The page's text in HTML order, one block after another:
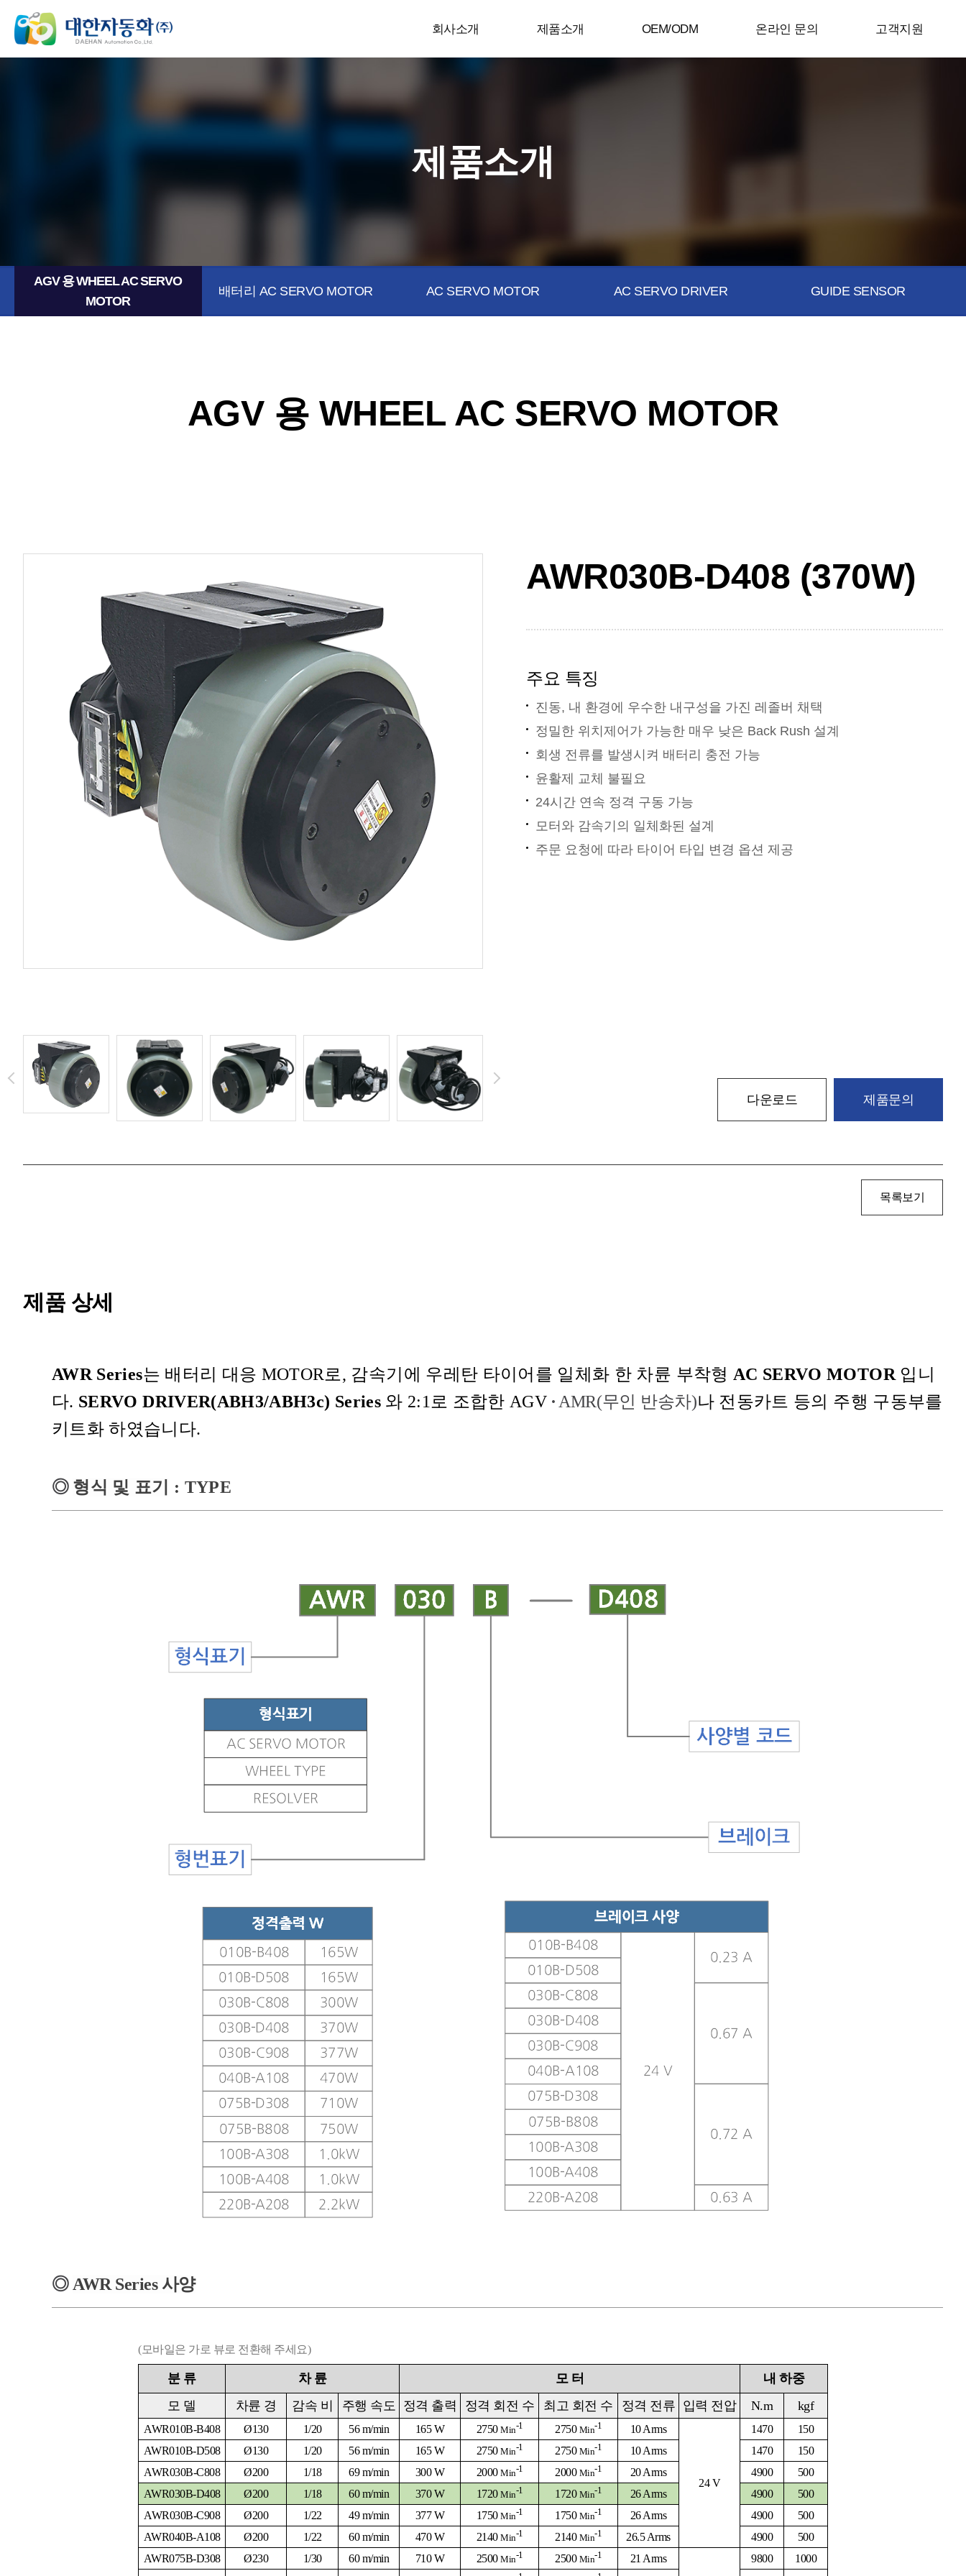
회사소개 제품소개 OEM/ODM 온라인 문의 고객지원
제품소개
AGV 용 WHEEL AC SERVO
MOTOR
배터리 AC SERVO MOTOR AC SERVO MOTOR AC SERVO DRIVER GUIDE SENSOR
AGV 용 WHEEL AC SERVO MOTOR
AWR030B-D408 (370W)
주요 특징
진동, 내 환경에 우수한 내구성을 가진 레졸버 채택
정밀한 위치제어가 가능한 매우 낮은 Back Rush 설계
회생 전류를 발생시켜 배터리 충전 가능
윤활제 교체 불필요
24시간 연속 정격 구동 가능
모터와 감속기의 일체화된 설계
주문 요청에 따라 타이어 타입 변경 옵션 제공
다운로드 제품문의
목록보기
제품 상세
AWR Series는 배터리 대응 MOTOR 로 , 감속기에 우레탄 타이어를 일체화 한 차륜 부착형 AC SERVO MOTOR 입니
다. SERVO DRIVER(ABH3/ABH3c) Series 와 2:1로 조합한 AGV · AMR(무인 반송차)나 전동카트 등의 주행 구동부를
키트화 하였습니다.
◎ 형식 및 표기 : TYPE
◎ AWR Series 사양
(모바일은 가로 뷰로 전환해 주세요)
분 류 차 륜 모 터
내 하중
모 델 차륜 경 감속 비 주행 속도 정격 출력 정격 회전 수 최고 회전 수 정격 전류 입력 전압 N.m kgf
AWR010B-B408 Ø130 1/20 56 m/min 165 W 2750 Min-1 2750 Min-1 10 Arms
24 V
1470
150
AWR010B-D508
Ø130 1/20 56 m/min 165 W 2750 Min-1 2750 Min-1 10 Arms 1470
150
AWR030B-C808
Ø200 1/18 69 m/min 300 W 2000 Min-1 2000 Min-1 20 Arms 4900
500
AWR030B-D408
Ø200 1/18 60 m/min 370 W 1720 Min-1 1720 Min-1 26 Arms 4900
500
AWR030B-C908
Ø200 1/22 49 m/min 377 W 1750 Min-1 1750 Min-1 26 Arms 4900
500
AWR040B-A108
Ø200 1/22 60 m/min 470 W 2140 Min-1 2140 Min-1 26.5 Arms 4900
500
AWR075B-D308
Ø230 1/30 60 m/min 710 W 2500 Min-1 2500 Min-1 21 Arms 9800
1000